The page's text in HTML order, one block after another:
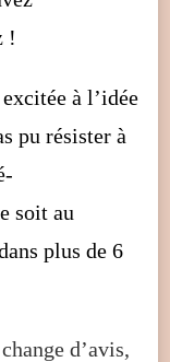
!
à l’idée
pu résister à
soit au
plus de 6
d’avis,